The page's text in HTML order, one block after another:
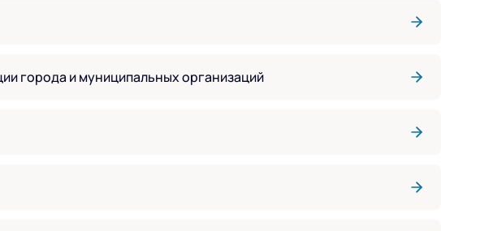
города и муниципальных организаций